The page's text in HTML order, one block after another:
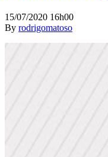
15/07/2020 16h00
By rodrigomatoso